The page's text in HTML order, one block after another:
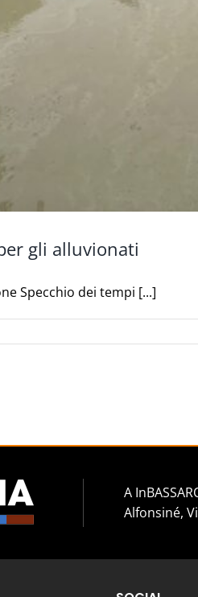
gli alluvionati
Specchio dei tempi [...]
A
Alfonsiné,